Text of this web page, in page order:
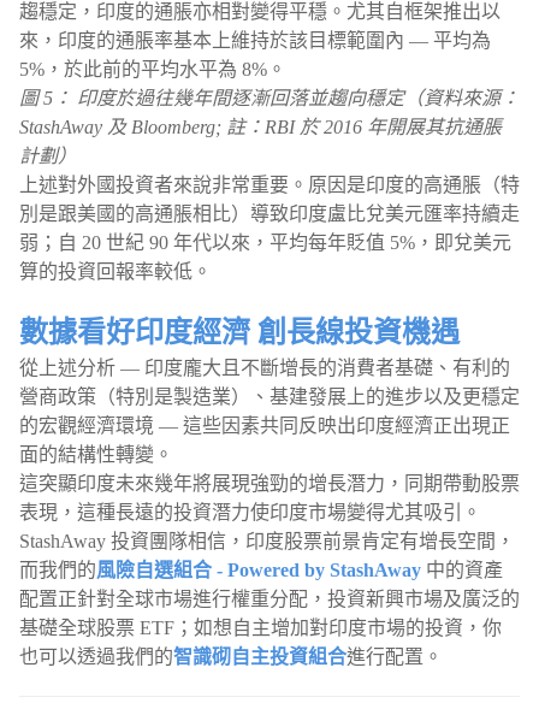
趨穩定，印度的通脹亦相對變得平穩。尤其自框架推出以
來，印度的通脹率基本上維持於該目標範圍內 — 平均為
5%，於此前的平均水平為 8%。
圖 5： 印度於過往幾年間逐漸回落並趨向穩定（資料來源：
StashAway 及 Bloomberg; 註：RBI 於 2016 年開展其抗通脹
計劃）
上述對外國投資者來說非常重要。原因是印度的高通脹（特
別是跟美國的高通脹相比）導致印度盧比兌美元匯率持續走
弱；自 20 世紀 90 年代以來，平均每年貶值 5%，即兌美元
算的投資回報率較低。
數據看好印度經濟 創長線投資機遇
從上述分析 — 印度龐大且不斷增長的消費者基礎、有利的
營商政策（特別是製造業）、基建發展上的進步以及更穩定
的宏觀經濟環境 — 這些因素共同反映出印度經濟正出現正
面的結構性轉變。
這突顯印度未來幾年將展現強勁的增長潛力，同期帶動股票
表現，這種長遠的投資潛力使印度市場變得尤其吸引。
StashAway 投資團隊相信，印度股票前景肯定有增長空間，
而我們的風險自選組合 - Powered by StashAway 中的資產
配置正針對全球市場進行權重分配，投資新興市場及廣泛的
基礎全球股票 ETF；如想自主增加對印度市場的投資，你
也可以透過我們的智識砌自主投資組合進行配置。